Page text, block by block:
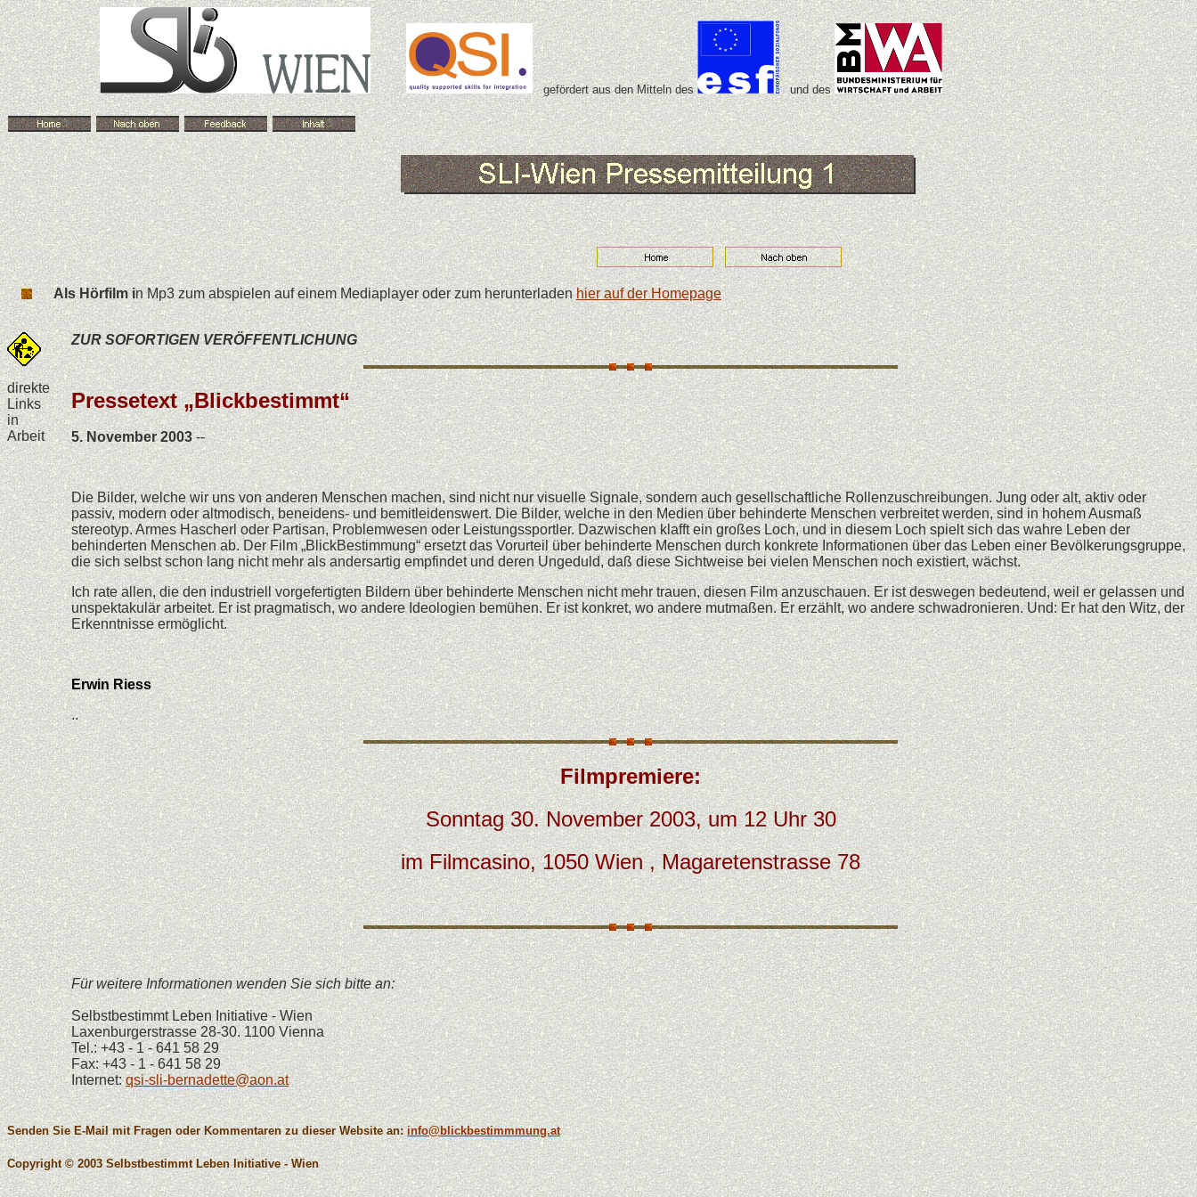
gefördert aus den Mitteln des und des
Als Hörfilm in Mp3 zum abspielen auf einem Mediaplayer oder zum herunterladenhier auf der Homepage
direkte
Links
in
Arbeit
ZUR SOFORTIGEN VERÖFFENTLICHUNG
Pressetext „Blickbestimmt“
5. November 2003--
Die Bilder, welche wir uns von anderen Menschen machen, sind nicht nur visuelle Signale, sondern auch gesellschaftliche Rollenzuschreibungen. Jung oder alt, aktiv oder
passiv, modern oder altmodisch, beneidens- und bemitleidenswert. Die Bilder, welche in den Medien über behinderte Menschen verbreitet werden, sind in hohem Ausmaß
stereotyp. Armes Hascherl oder Partisan, Problemwesen oder Leistungssportler. Dazwischen klafft ein großes Loch, und in diesem Loch spielt sich das wahre Leben der
behinderten Menschen ab. Der Film „BlickBestimmung“ ersetzt das Vorurteil über behinderte Menschen durch konkrete Informationen über das Leben einer Bevölkerungsgruppe,
die sich selbst schon lang nicht mehr als andersartig empfindet und deren Ungeduld, daß diese Sichtweise bei vielen Menschen noch existiert, wächst.
Ich rate allen, die den industriell vorgefertigten Bildern über behinderte Menschen nicht mehr trauen, diesen Film anzuschauen. Er ist deswegen bedeutend, weil er gelassen und
unspektakulär arbeitet. Er ist pragmatisch, wo andere Ideologien bemühen. Er ist konkret, wo andere mutmaßen. Er erzählt, wo andere schwadronieren. Und: Er hat den Witz, der
Erkenntnisse ermöglicht.
Erwin Riess
..
Filmpremiere:
Sonntag 30. November 2003, um 12 Uhr 30
im Filmcasino, 1050 Wien , Magaretenstrasse 78
Für weitere Informationen wenden Sie sich bitte an:
Selbstbestimmt Leben Initiative - Wien
Laxenburgerstrasse 28-30. 1100 Vienna
Tel.:+43 - 1 - 641 58 29
Fax:+43 - 1 - 641 58 29
Internet:qsi-sli-bernadette@aon.at
Senden Sie E-Mail mit Fragen oder Kommentaren zu dieser Website an: info@blickbestimmmung.at
Copyright © 2003 Selbstbestimmt Leben Initiative - Wien